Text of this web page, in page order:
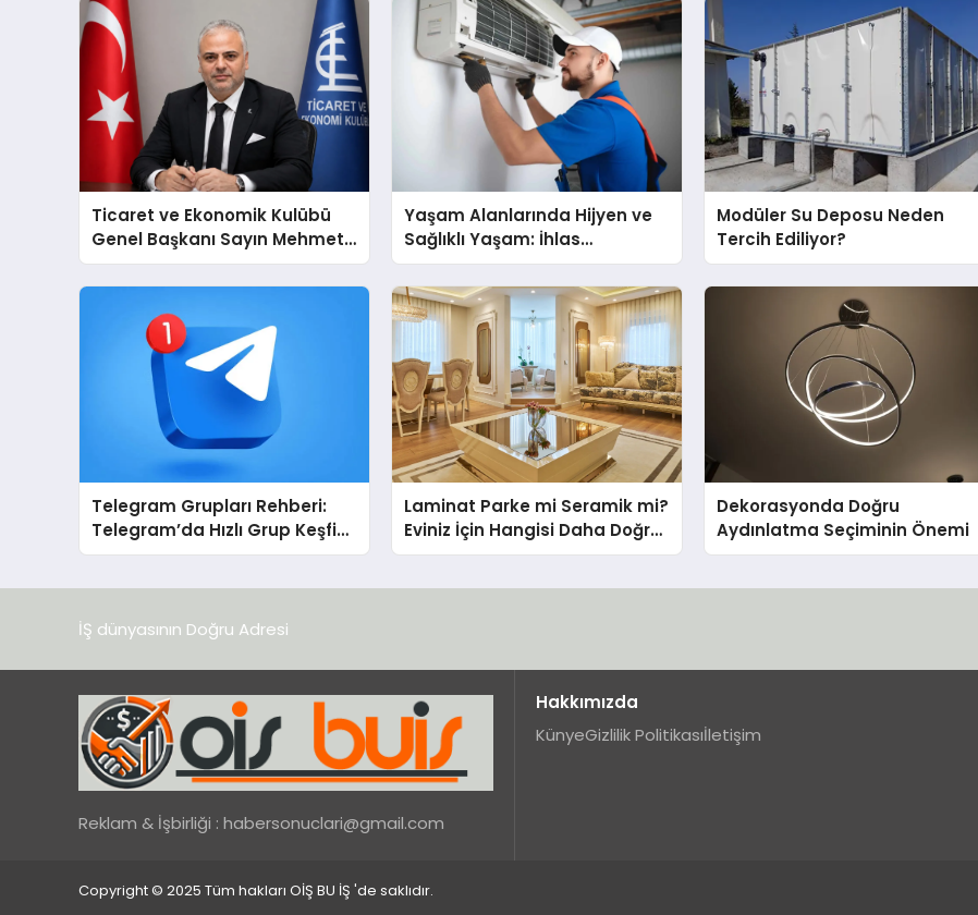
Ticaret ve Ekonomik Kulübü
Genel Başkanı Sayın Mehmet
Ulutaş, ekonomiye dair yaptığı
açıklamada şunları kaydetti:
Yaşam Alanlarında Hijyen ve
Sağlıklı Yaşam: İhlas
Cihazlarında Dürüst Teknik
Destek Deneyimi
Modüler Su Deposu Neden
Tercih Ediliyor?
Telegram Grupları Rehberi:
Telegram’da Hızlı Grup Keşfi
İçin Grupbul.com
Laminat Parke mi Seramik mi?
Eviniz İçin Hangisi Daha Doğru
Seçim?
Dekorasyonda Doğru
Aydınlatma Seçiminin Önemi
İŞ dünyasının Doğru Adresi
Reklam & İşbirliği : habersonuclari@gmail.com
Hakkımızda
KünyeGizlilik Politikasıİletişim
Copyright © 2025 Tüm hakları OİŞ BU İŞ 'de saklıdır.